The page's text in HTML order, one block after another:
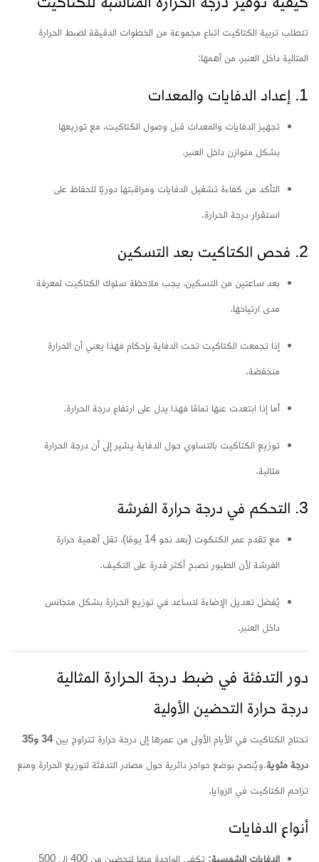
تتطلب تربية الكتاكيت اتباع مجموعة من الخطوات الدقيقة لضبط الحرارة
المثالية داخل العنبر، من أهمها:
1. إعداد الدفايات والمعدات
تجهيز الدفايات والمعدات قبل وصول الكتاكيت، مع توزيعها
بشكل متوازن داخل العنبر.
التأكد من كفاءة تشغيل الدفايات ومراقبتها دوريًا للحفاظ على
استقرار درجة الحرارة.
2. فحص الكتاكيت بعد التسكين
بعد ساعتين من التسكين، يجب ملاحظة سلوك الكتاكيت لمعرفة
مدى ارتياحها.
إذا تجمعت الكتاكيت تحت الدفاية بإحكام فهذا يعني أن الحرارة
منخفضة.
أما إذا ابتعدت عنها تمامًا فهذا يدل على ارتفاع درجة الحرارة.
توزيع الكتاكيت بالتساوي حول الدفاية يشير إلى أن درجة الحرارة
مثالية.
3. التحكم في درجة حرارة الفرشة
مع تقدم عمر الكتكوت (بعد نحو 14 يومًا)، تقل أهمية حرارة
الفرشة لأن الطيور تصبح أكثر قدرة على التكيف.
يُفضل تعديل الإضاءة لتساعد في توزيع الحرارة بشكل متجانس
داخل العنبر.
دور التدفئة في ضبط درجة الحرارة المثالية
درجة حرارة التحضين الأولية
تحتاج الكتاكيت في الأيام الأولى من عمرها إلى درجة حرارة تتراوح بين 34 و35
درجة مئوية.ويُنصح بوضع حواجز دائرية حول مصادر التدفئة لتوزيع الحرارة ومنع
تزاحم الكتاكيت في الزوايا.
أنواع الدفايات
الدفايات الشمسية: تكفي الواحدة منها لتحضين من 400 إلى 500